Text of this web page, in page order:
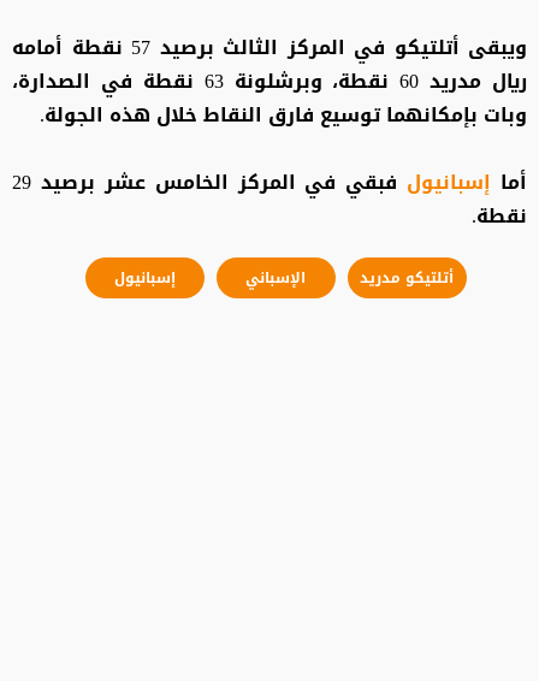
ويبقى أتلتيكو في المركز الثالث برصيد 57 نقطة أمامه
ريال مدريد 60 نقطة، وبرشلونة 63 نقطة في الصدارة،
وبات بإمكانهما توسيع فارق النقاط خلال هذه الجولة.
أما إسبانيول
فبقي في المركز الخامس عشر برصيد 29
نقطة.
أتلتيكو مدريد الإسباني إسبانيول